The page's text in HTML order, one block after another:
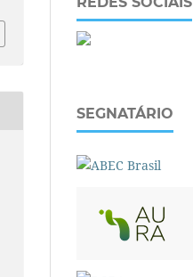
SEGNATÁRIO